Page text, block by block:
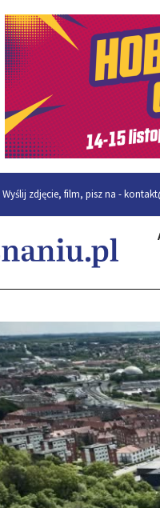
Wyślij zdjęcie, film, pisz na -